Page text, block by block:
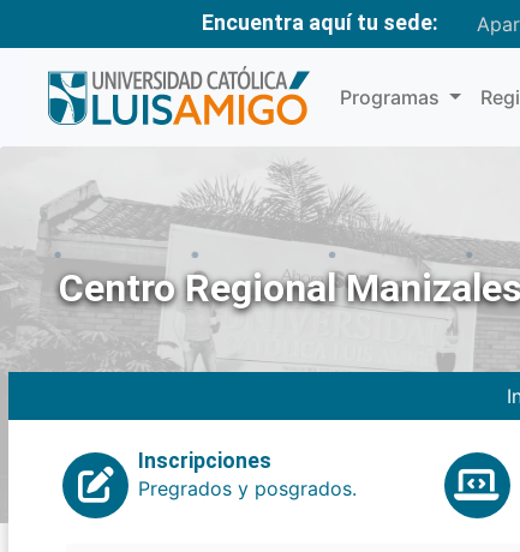
Encuentra aquí tu sede:
Programas
Centro Regional
Inscripciones
Pregrados y posgrados.